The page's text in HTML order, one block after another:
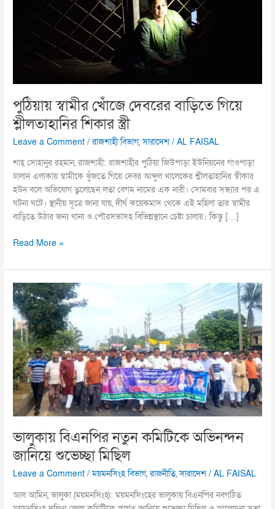
পুঠিয়ায় স্বামীর খোঁজে দেবরের বাড়িতে গিয়ে
শ্লীলতাহানির শিকার স্ত্রী
Leave a Comment /রাজশাহী বিভাগ,সারাদেশ /AL FAISAL
শাহ্ সোহানুর রহমান, রাজশাহী: রাজশাহীর পুঠিয়া জিউপাড়া ইউনিয়নের গাওপাড়া
ঢালান এলাকায় স্বামীকে খুঁজতে গিয়ে দেবর আব্দুল খালেকের শ্লীলতাহানির স্বীকার
হউন বলে অভিযোগ তুলেছেন লতা বেগম নামের এক নারী। সোমবার সন্ধ্যার পর এ
ঘটনা ঘটে। স্থানীয় সূত্রে জানা যায়, দীর্ঘ কয়েকমাস থেকে এই মহিলা তার স্বামীর
বাড়িতে উঠার জন্য থানা ও পৌরসভাসহ বিভিন্নস্থানে চেষ্টা চালায়। কিন্তু […]
শ্লীলতাহানির
শিকার
Read More »
ভালুকায় বিএনপির নতুন কমিটিকে অভিনন্দন
জানিয়ে শুভেচ্ছা মিছিল
Leave a Comment /ময়মনসিংহ বিভাগ,রাজনীতি,সারাদেশ /AL FAISAL
আল আমিন, ভালুকা (ময়মনসিংহ): ময়মনসিংহের ভালুকায় বিএনপির নবগঠিত
ভালুকায়
বিএনপির
নতুন
কমিটিকে
অভিনন্দন
জানিয়ে
শুভেচ্ছা
মিছিল